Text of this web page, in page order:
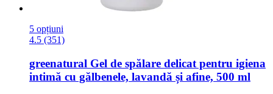
5 opțiuni
4.5 (351)
greenatural Gel de spălare delicat pentru igiena
intimă cu gălbenele, lavandă și afine, 500 ml